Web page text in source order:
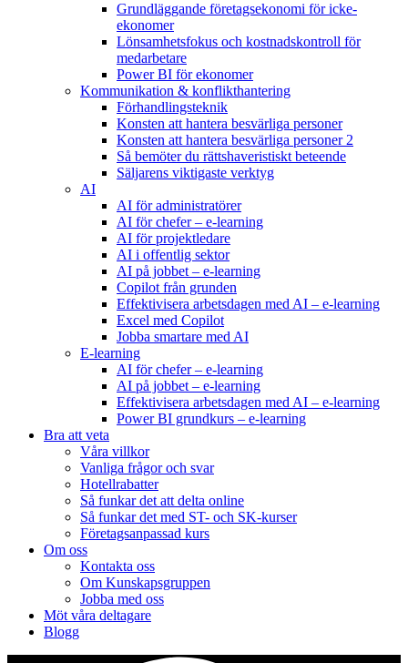
Grundläggande företagsekonomi för icke-
ekonomer
Lönsamhetsfokus och kostnadskontroll för
medarbetare
Power BI för ekonomer
Kommunikation & konflikthantering
Förhandlingsteknik
Konsten att hantera besvärliga personer
Konsten att hantera besvärliga personer 2
Så bemöter du rättshaveristiskt beteende
Säljarens viktigaste verktyg
AI
AI för administratörer
AI för chefer – e-learning
AI för projektledare
AI i offentlig sektor
AI på jobbet – e-learning
Copilot från grunden
Effektivisera arbetsdagen med AI – e-learning
Excel med Copilot
Jobba smartare med AI
E-learning
AI för chefer – e-learning
AI på jobbet – e-learning
Effektivisera arbetsdagen med AI – e-learning
Power BI grundkurs – e-learning
Bra att veta
Våra villkor
Vanliga frågor och svar
Hotellrabatter
Så funkar det att delta online
Så funkar det med ST- och SK-kurser
Företagsanpassad kurs
Om oss
Kontakta oss
Om Kunskapsgruppen
Jobba med oss
Möt våra deltagare
Blogg